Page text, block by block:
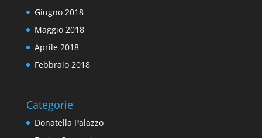
Giugno 2018
Maggio 2018
Aprile 2018
Febbraio 2018
Categorie
Donatella Palazzo